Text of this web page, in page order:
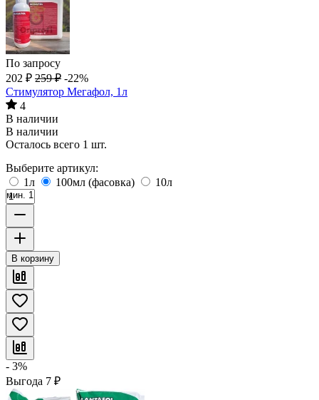
По запросу
202 ₽ 259 ₽ -22%
Стимулятор Мегафол, 1л
4
В наличии
В наличии
Осталось всего 1 шт.
Выберите артикул:
1л
100мл (фасовка) 10л
мин. 1
В корзину
- 3%
Выгода 7 ₽